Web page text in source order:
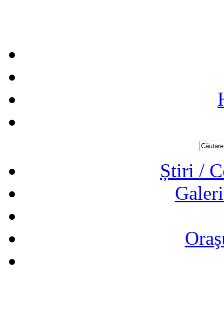
Știri /